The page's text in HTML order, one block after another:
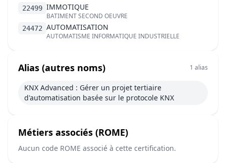
22499 IMMOTIQUE
BATIMENT SECOND OEUVRE
24472 AUTOMATISATION
AUTOMATISME INFORMATIQUE INDUSTRIELLE
Alias (autres noms) 1 alias
KNX Advanced : Gérer un projet tertiaire
d'automatisation basée sur le protocole KNX
Métiers associés (ROME)
Aucun code ROME associé à cette certification.